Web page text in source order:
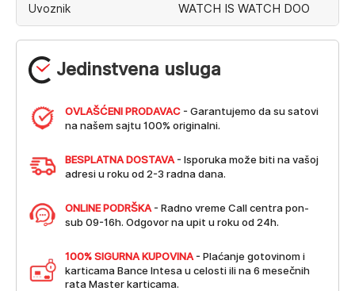
Jedinstvena usluga
OVLAŠĆENI PRODAVAC - Garantujemo da su satovi
na našem sajtu 100% originalni.
BESPLATNA DOSTAVA - Isporuka može biti na vašoj
adresi u roku od 2-3 radna dana.
ONLINE PODRŠKA - Radno vreme Call centra pon-
sub 09-16h. Odgovor na upit u roku od 24h.
100% SIGURNA KUPOVINA - Plaćanje gotovinom i
karticama Bance Intesa u celosti ili na 6 mesečnih
rata Master karticama.
Uvoznik WATCH IS WATCH DOO